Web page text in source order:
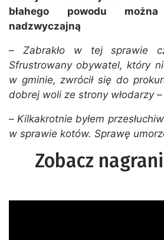
błahego powodu
nadzwyczajną
– Zabrakło w tej sprawie
Sfrustrowany obywatel, który
w gminie, zwrócił się do
dobrej woli ze strony włodarzy–
–Kilkakrotnie byłem
w sprawie kotów. Sprawę
Zobacz